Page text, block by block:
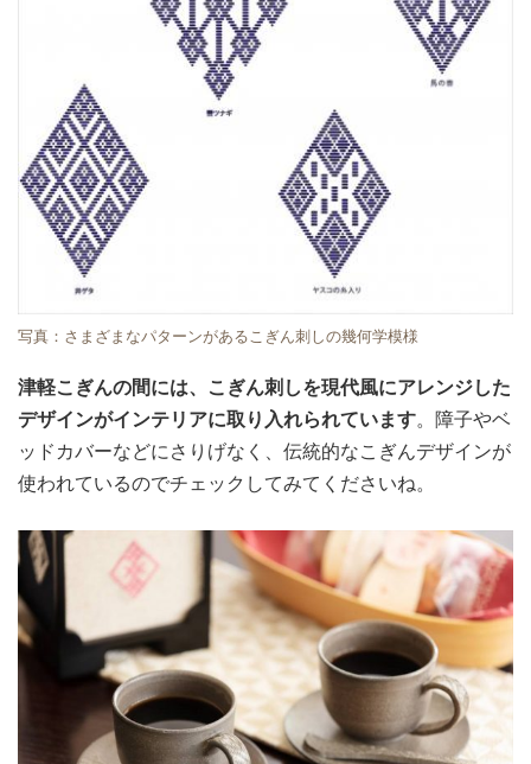
写真：さまざまなパターンがあるこぎん刺しの幾何学模様
津軽こぎんの間には、こぎん刺しを現代風にアレンジした
デザインがインテリアに取り入れられています。障子やベ
ッドカバーなどにさりげなく、伝統的なこぎんデザインが
使われているのでチェックしてみてくださいね。